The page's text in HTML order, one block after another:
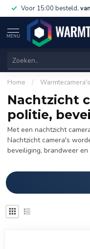
Voor 15:00 besteld,
MENU
Home / Warmtecamera's
Nachtzicht
politie,
Met een nachtzicht
Nachtzicht camera's
beveiliging, brandweer